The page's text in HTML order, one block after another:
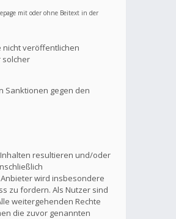
mit oder ohne Beitext in der
nicht veröffentlichen
solcher
Sanktionen gegen den
resultieren und/oder
wird insbesondere
zu fordern. Als Nutzer sind
weitergehenden Rechte
die zuvor genannten